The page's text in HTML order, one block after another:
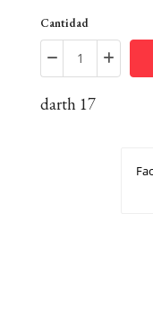
Cantidad
darth 17